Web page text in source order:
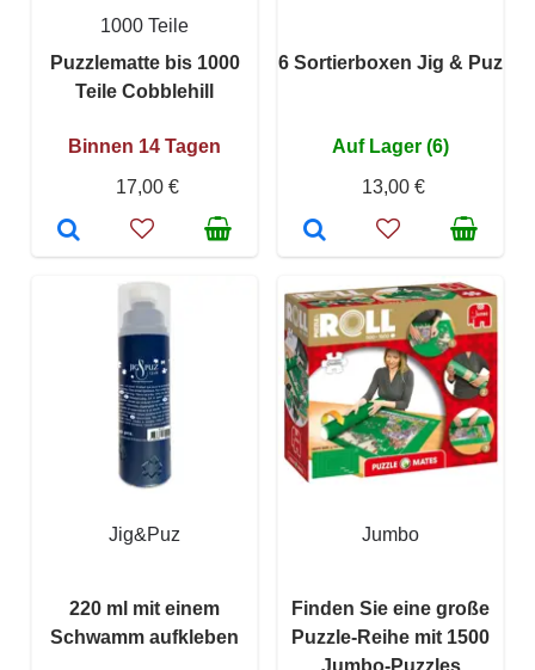
1000 Teile
Puzzlematte bis 1000
Teile Cobblehill
Binnen 14 Tagen
17,00 €
6 Sortierboxen Jig & Puz
Auf Lager (6)
13,00 €
Jig&Puz
220 ml mit einem
Schwamm aufkleben
Jumbo
Finden Sie eine große
Puzzle-Reihe mit 1500
Jumbo-Puzzles